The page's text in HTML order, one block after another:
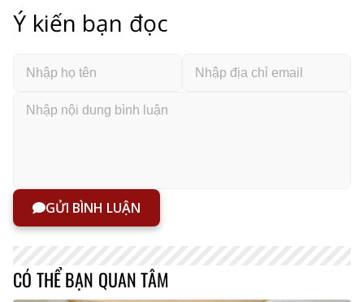
Ý kiến bạn đọc
GỬI BÌNH LUẬN
CÓ THỂ BẠN QUAN TÂM